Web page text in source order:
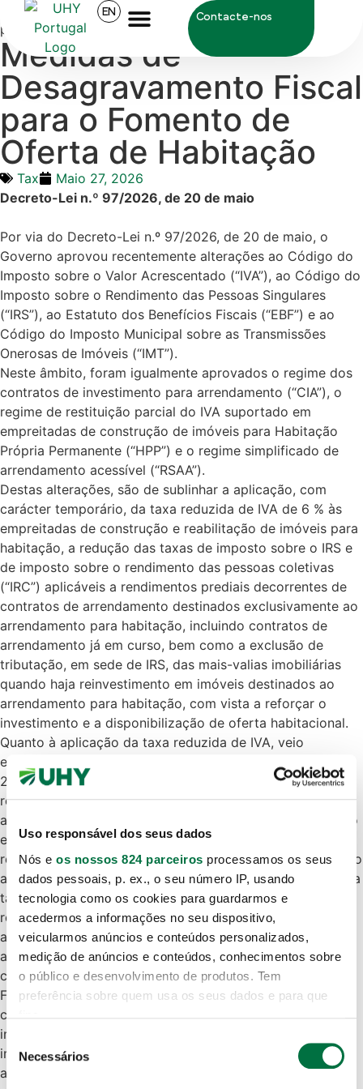
Uso responsável dos seus dados
Nós e os nossos 824 parceiros processamos os seus
dados pessoais, p. ex., o seu número IP, usando
tecnologia como os cookies para guardarmos e
acedermos a informações no seu dispositivo,
veicularmos anúncios e conteúdos personalizados,
medição de anúncios e conteúdos, conhecimentos sobre
o público e desenvolvimento de produtos. Tem
preferência sobre quem usa os seus dados e para que
Se permitir, gostaríamos também de:
consentimento
Necessários
EN Contacte-nos
UHY Portugal >Tax >Medidas de Desagravamento Fiscal
para o Fomento de Oferta de Habitação
Medidas de
Desagravamento Fiscal
para o Fomento de
Oferta de Habitação
Tax
Maio 27, 2026
Decreto-Lei n.º 97/2026, de 20 de maio
Por via do Decreto-Lei n.º 97/2026, de 20 de maio, o
Governo aprovou recentemente alterações ao Código do
Imposto sobre o Valor Acrescentado (“IVA”), ao Código do
Imposto sobre o Rendimento das Pessoas Singulares
(“IRS”), ao Estatuto dos Benefícios Fiscais (“EBF”) e ao
Código do Imposto Municipal sobre as Transmissões
Onerosas de Imóveis (“IMT”).
Neste âmbito, foram igualmente aprovados o regime dos
contratos de investimento para arrendamento (“CIA”), o
regime de restituição parcial do IVA suportado em
empreitadas de construção de imóveis para Habitação
Própria Permanente (“HPP”) e o regime simplificado de
arrendamento acessível (“RSAA”).
Destas alterações, são de sublinhar a aplicação, com
carácter temporário, da taxa reduzida de IVA de 6 % às
empreitadas de construção e reabilitação de imóveis para
habitação, a redução das taxas de imposto sobre o IRS e
de imposto sobre o rendimento das pessoas coletivas
(“IRC”) aplicáveis a rendimentos prediais decorrentes de
contratos de arrendamento destinados exclusivamente ao
arrendamento para habitação, incluindo contratos de
arrendamento já em curso, bem como a exclusão de
tributação, em sede de IRS, das mais-valias imobiliárias
quando haja reinvestimento em imóveis destinados ao
arrendamento para habitação, com vista a reforçar o
investimento e a disponibilização de oferta habitacional.
Quanto à aplicação da taxa reduzida de IVA, veio
estabelecer-se os requisitos de aplicação da nova verba
2.42.1 da lista I anexa ao Código do IVA, bem como o
regime de regularização associado, dos quais resulta que
a afetação do imóvel a HPP pelo adquirente não integra o
elenco de condições determinantes da aplicação da
referida taxa reduzida. Consequentemente, a não afetação
a HPP pelo adquirente não determina a inaplicabilidade da
taxa reduzida de IVA, nem dá lugar à obrigação de
regularização do imposto pelo sujeito passivo ou à
aplicação de penalidades, prevendo-se, nesses casos, a
aplicação, ao adquirente, de um agravamento IMT
correspondente a 10 % sobre o valor tributável.
Foi igualmente criado o regime dos CIA, garantindo um
conjunto de benefícios fiscais, até 25 anos, ao
investimento na construção, reabilitação ou aquisição de
imóveis destinados a arrendamento habitacional ou
arrendamento para subarrendamento habitacional. As